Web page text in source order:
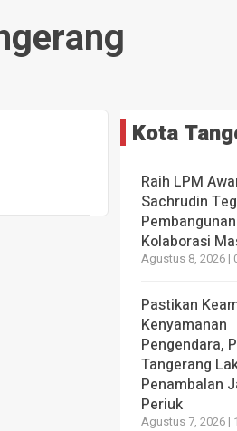
Kota
Raih LPM
Sachrudin
Kolaborasi
Agustus 8, 2026 |
Pastikan
Kenyamanan
Pengendara,
Tangerang
Penambalan
Periuk
Agustus 7, 2026 |